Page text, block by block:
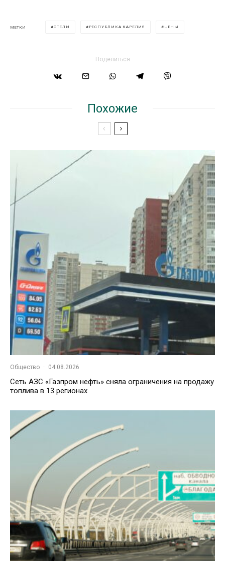
МЕТКИ ОТЕЛИ РЕСПУБЛИКА КАРЕЛИЯ ЦЕНЫ
Поделиться
Похожие
Общество · 04.08.2026
Сеть АЗС «Газпром нефть» сняла ограничения на продажу
топлива в 13 регионах